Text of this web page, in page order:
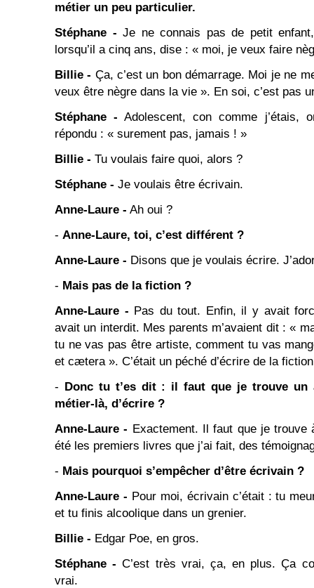
métier un peu particulier.
Stéphane - Je ne connais pas de petit
lorsqu’il a cinq ans, dise : « moi, je veux faire
Billie - Ça, c’est un bon démarrage. Moi je ne
veux être nègre dans la vie ». En soi, c’est pas
Stéphane - Adolescent, con comme j’étais,
répondu : « surement pas, jamais ! »
Billie - Tu voulais faire quoi, alors ?
Stéphane - Je voulais être écrivain.
Anne-Laure - Ah oui ?
- Anne-Laure, toi, c’est différent ?
Anne-Laure - Disons que je voulais écrire.
- Mais pas de la fiction ?
Anne-Laure - Pas du tout. Enfin, il y avait
avait un interdit. Mes parents m’avaient dit : «
tu ne vas pas être artiste, comment tu vas
et cætera ». C’était un péché d’écrire de la
- Donc tu t’es dit : il faut que je trouve un
métier-là, d’écrire ?
Anne-Laure - Exactement. Il faut que je trouve
été les premiers livres que j’ai fait, des
- Mais pourquoi s’empêcher d’être écrivain ?
Anne-Laure - Pour moi, écrivain c’était : tu
et tu finis alcoolique dans un grenier.
Billie - Edgar Poe, en gros.
Stéphane - C’est très vrai, ça, en plus. Ça
vrai.